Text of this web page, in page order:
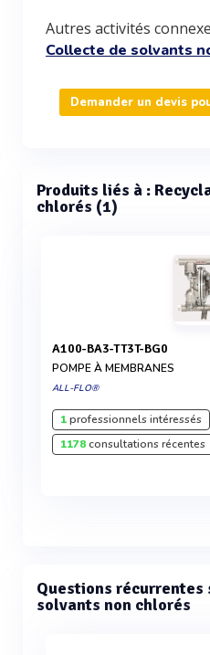
Autres activités
Collecte de solvants
Demander un devis
Produits liés à :
chlorés (1)
A100-BA3-TT3T-BG0
POMPE À MEMBRANES
ALL-FLO®
1professionnels intéressés
1178consultations récentes
Questions récurrentes
solvants non chlorés